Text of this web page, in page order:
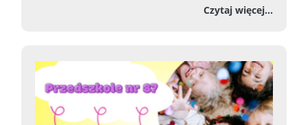
Czytaj więcej...o